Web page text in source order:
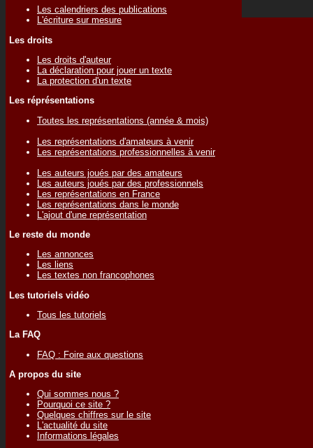
Les calendriers des publications
L'écriture sur mesure
Les droits
Les droits d'auteur
La déclaration pour jouer un texte
La protection d'un texte
Les réprésentations
Toutes les représentations (année & mois)
Les représentations d'amateurs à venir
Les représentations professionnelles à venir
Les auteurs joués par des amateurs
Les auteurs joués par des professionnels
Les représentations en France
Les représentations dans le monde
L'ajout d'une représentation
Le reste du monde
Les annonces
Les liens
Les textes non francophones
Les tutoriels vidéo
Tous les tutoriels
La FAQ
FAQ : Foire aux questions
A propos du site
Qui sommes nous ?
Pourquoi ce site ?
Quelques chiffres sur le site
L'actualité du site
Informations légales